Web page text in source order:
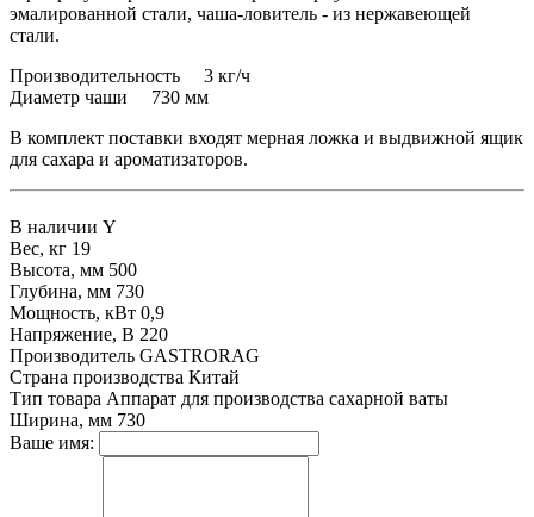
эмалированной стали, чаша-ловитель - из нержавеющей
стали.
Производительность 3 кг/ч
Диаметр чаши 730 мм
В комплект поставки входят мерная ложка и выдвижной ящик
для сахара и ароматизаторов.
В наличии Y
Вес, кг 19
Высота, мм 500
Глубина, мм 730
Мощность, кВт 0,9
Напряжение, В 220
Производитель GASTRORAG
Страна производства Китай
Тип товара Аппарат для производства сахарной ваты
Ширина, мм 730
Ваше имя: